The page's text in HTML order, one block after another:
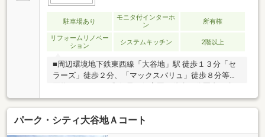
駐車場あり
モニタ付インターホ
ン
所有権
リフォームリノベー
ション
システムキッチン 2階以上
■周辺環境地下鉄東西線「大谷地」駅 徒歩１３分「セ
ラーズ」徒歩２分、「マックスバリュ」徒歩８分等お
活利便性◎徒歩１分の「大谷地の森公園」は緑豊かで
のびのびお過ごしいただけます。■リフォーム・壁、
天井クロス、フローリング貼替・フロアタイル、クッ
ションフロア貼替・木幅木交換・建具・玄関収納交
パーク・シティ大谷地Ａコート